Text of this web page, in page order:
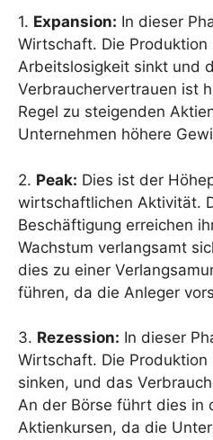
1. Expansion: In dieser
Wirtschaft. Die Produktion
Arbeitslosigkeit sinkt und
Verbrauchervertrauen ist
Regel zu steigenden
Unternehmen höhere
2. Peak: Dies ist der
wirtschaftlichen Aktivität.
Beschäftigung erreichen
Wachstum verlangsamt
dies zu einer
führen, da die Anleger
3. Rezession: In dieser
Wirtschaft. Die
sinken, und das
An der Börse führt dies in
Aktienkursen, da die